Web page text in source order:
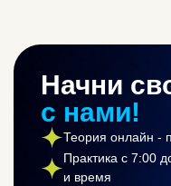
Начни
с нами!
Теория онлайн -
Практика с 7:00
и время